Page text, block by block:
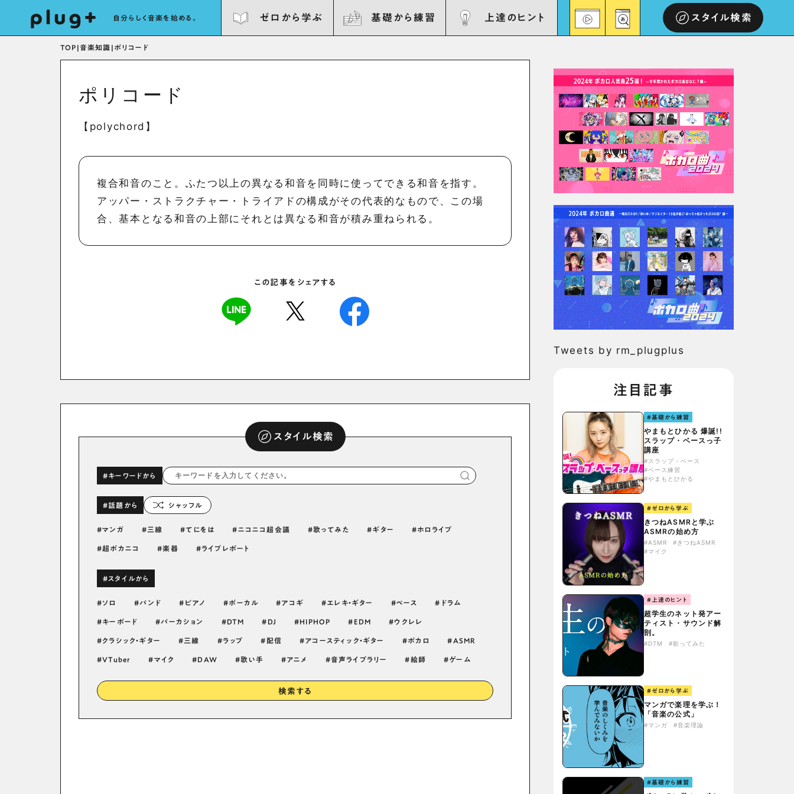
自分らしく音楽を始める。 ゼロから学ぶ 基礎から練習 上達のヒント スタイル検索
TOP |音楽知識 | ポリコード
ポリコード
【polychord】
複合和音のこと。ふたつ以上の異なる和音を同時に使ってできる和音を指す。
アッパー・ストラクチャー・トライアドの構成がその代表的なもので、この場
合、基本となる和音の上部にそれとは異なる和音が積み重ねられる。
この記事をシェアする
スタイル検索
#キーワードから
#話題から シャッフル
マンガ 三線 てにをは ニコニコ超会議 歌ってみた ギター ホロライブ
超ボカニコ 楽器 ライブレポート
#スタイルから
ソロ バンド ピアノ ボーカル アコギ エレキ・ギター ベース ドラム
キーボード パーカション DTM DJ HIPHOP EDM ウクレレ
クラシック・ギター 三線 ラップ 配信 アコースティック・ギター ボカロ ASMR
VTuber マイク DAW 歌い手 アニメ 音声ライブラリー 絵師 ゲーム
検索する
Tweets by rm_plugplus
注目記事
#基礎から練習
やまもとひかる 爆誕!!
スラップ・ベースっ子
講座
#スラップ・ベース
#ベース練習
#やまもとひかる
#ゼロから学ぶ
きつねASMRと学ぶ
ASMRの始め方
#ASMR
#きつねASMR
#マイク
#上達のヒント
超学生のネット発アー
ティスト・サウンド解
剖。
#DTM #歌ってみた
#ゼロから学ぶ
マンガで楽理を学ぶ！
「音楽の公式」
#マンガ #音楽理論
#基礎から練習